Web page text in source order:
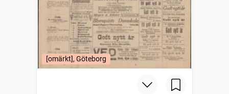
[omärkt], Göteborg